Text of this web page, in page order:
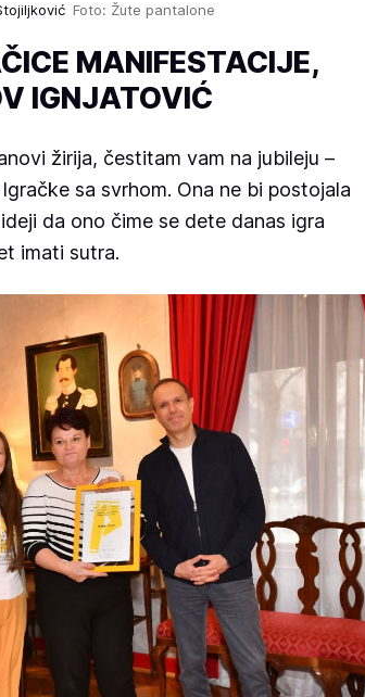
Foto: Žute pantalone
MANIFESTACIJE,
IGNJATOVIĆ
žirija, čestitam vam na jubileju –
sa svrhom. Ona ne bi postojala
da ono čime se dete danas igra
imati sutra.